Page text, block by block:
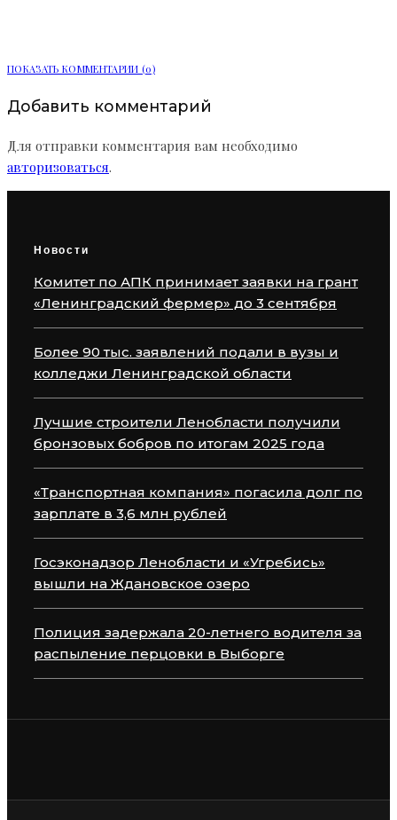
ПОКАЗАТЬ КОММЕНТАРИИ (0)
Добавить комментарий
Для отправки комментария вам необходимо
авторизоваться.
Новости
Комитет по АПК принимает заявки на грант
«Ленинградский фермер» до 3 сентября
Более 90 тыс. заявлений подали в вузы и
колледжи Ленинградской области
Лучшие строители Ленобласти получили
бронзовых бобров по итогам 2025 года
«Транспортная компания» погасила долг по
зарплате в 3,6 млн рублей
Госэконадзор Ленобласти и «Угребись»
вышли на Ждановское озеро
Полиция задержала 20-летнего водителя за
распыление перцовки в Выборге